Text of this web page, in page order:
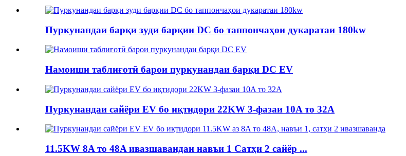
Пуркунандаи барқи зуди барқии DC бо таппончаҳои дукаратаи 180kw
Намоиши таблиғотӣ барои пуркунандаи барқи DC EV
Пуркунандаи сайёри EV бо иқтидори 22KW 3-фазаи 10A то 32A
11.5KW 8A то 48A ивазшавандаи навъи 1 Сатҳи 2 сайёр ...